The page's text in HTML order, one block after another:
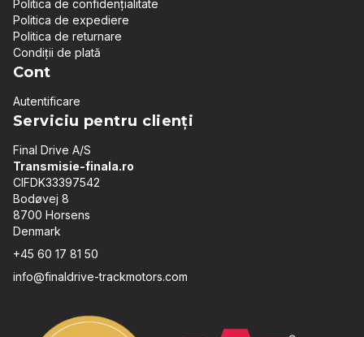
Politica de confidențialitate
Politica de expediere
Politica de returnare
Condiții de plată
Cont
Autentificare
Serviciu pentru clienți
Final Drive A/S
Transmisie-finala.ro
CIFDK33397542
Bodøvej 8
8700 Horsens
Denmark
+45 60 17 81 50
info@finaldrive-trackmotors.com